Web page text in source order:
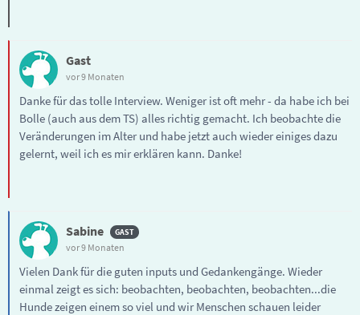
Gast
vor 9 Monaten
Danke für das tolle Interview. Weniger ist oft mehr - da habe ich bei
Bolle (auch aus dem TS) alles richtig gemacht. Ich beobachte die
Veränderungen im Alter und habe jetzt auch wieder einiges dazu
gelernt, weil ich es mir erklären kann. Danke!
Sabine
vor 9 Monaten
Vielen Dank für die guten inputs und Gedankengänge. Wieder
einmal zeigt es sich: beobachten, beobachten, beobachten...die
Hunde zeigen einem so viel und wir Menschen schauen leider